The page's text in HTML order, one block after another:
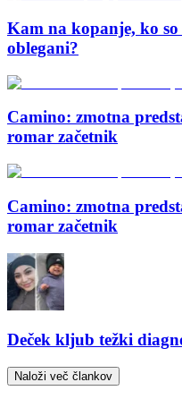
Kam na kopanje, ko
oblegani?
Camino: zmotna
romar začetnik
Camino: zmotna
romar začetnik
Deček kljub težki
Naloži več člankov